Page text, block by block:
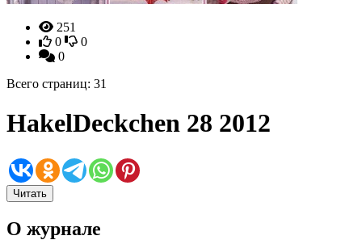
251
0
0
0
Всего страниц: 31
HakelDeckchen 28 2012
Читать
О журнале